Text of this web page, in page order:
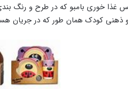
غذا خوری بامبو که در طرح و رنگ
کودک همان طور که در جریان